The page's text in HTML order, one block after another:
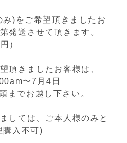
)をご希望頂きましたお
発送させて頂きます。
）
頂きましたお客様は、
〜7月4日
までお越し下さい。
しては、ご本人様のみと
購入不可)